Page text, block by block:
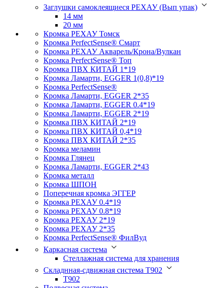
Заглушки самоклеящиеся РЕХАУ (Вып упак)
14 мм
20 мм
Кромка PЕХАУ Томск
Кромка PerfectSense® Смарт
Кромка PЕХАУ Акварель/Крона/Вулкан
Кромка PerfectSense® Топ
Кромка ПВХ КИТАЙ 1*19
Кромка Ламарти, EGGER 1(0,8)*19
Кромка PerfectSense®
Кромка Ламарти, EGGER 2*35
Кромка Ламарти, EGGER 0.4*19
Кромка Ламарти, EGGER 2*19
Кромка ПВХ КИТАЙ 2*19
Кромка ПВХ КИТАЙ 0,4*19
Кромка ПВХ КИТАЙ 2*35
Кромка меламин
Кромка Глянец
Кромка Ламарти, EGGER 2*43
Кромка металл
Кромка ШПОН
Поперечная кромка ЭГГЕР
Кромка PЕХАУ 0.4*19
Кромка PЕХАУ 0.8*19
Кромка PЕХАУ 2*19
Кромка PЕХАУ 2*35
Кромка PerfectSense® ФилВуд
Каркасная система
Стеллажная система для хранения
Складнная-сдвижная система Т902
T902